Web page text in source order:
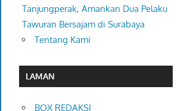
Tanjungperak, Amankan Dua Pelaku
Tawuran Bersajam di Surabaya
Tentang Kami
LAMAN
BOX REDAKSI